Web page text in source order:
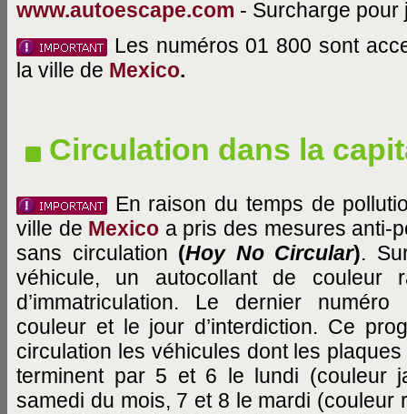
www.autoescape.com - Surcharge pour
Les numéros 01 800 sont
la ville de Mexico.
Circulation dans la
En raison du temps de
ville de Mexico a pris des mesures anti-
sans circulation (Hoy No Circular).
véhicule, un autocollant de couleur
d’immatriculation. Le dernier
couleur et le jour d’interdiction. Ce
circulation les véhicules dont les
terminent par 5 et 6 le lundi (couleur
samedi du mois, 7 et 8 le mardi (couleur